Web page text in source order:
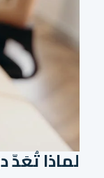
لماذا تُعَدّ